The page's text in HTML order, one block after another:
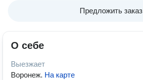
Предложить заказ
О себе
Выезжает
Воронеж. На карте